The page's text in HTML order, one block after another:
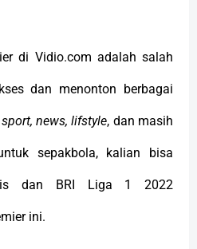
di Vidio.com adalah salah
dan menonton berbagai
sport, news, lifstyle, dan masih
sepakbola, kalian bisa
dan BRI Liga 1 2022
ini.